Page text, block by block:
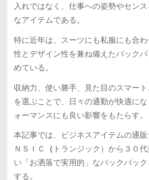
入れではなく、仕事への姿勢やセン
なアイテムである。
特に近年は、スーツにも私服にも合
性とデザイン性を兼ね備えたバック
めている。
収納力、使い勝手、見た目のスマー
を選ぶことで、日々の通勤が快適に
ォーマンスにも良い影響をもたらす。
本記事では、ビジネスアイテムの通
ＮＳＩＣ
（ トランジック）から３０
い「お洒落で実用的」なバックパッ
する。